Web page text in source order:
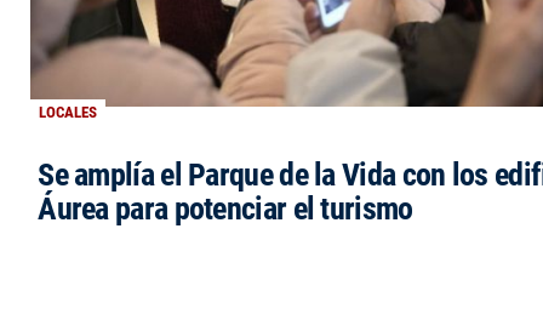
LOCALES
Se amplía el Parque de la Vida con los
Áurea para potenciar el turismo